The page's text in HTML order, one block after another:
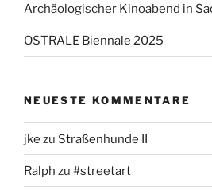
Archäologischer Kinoabend in
OSTRALE Biennale 2025
NEUESTE KOMMENTARE
jke zu Straßenhunde II
Ralph zu #streetart